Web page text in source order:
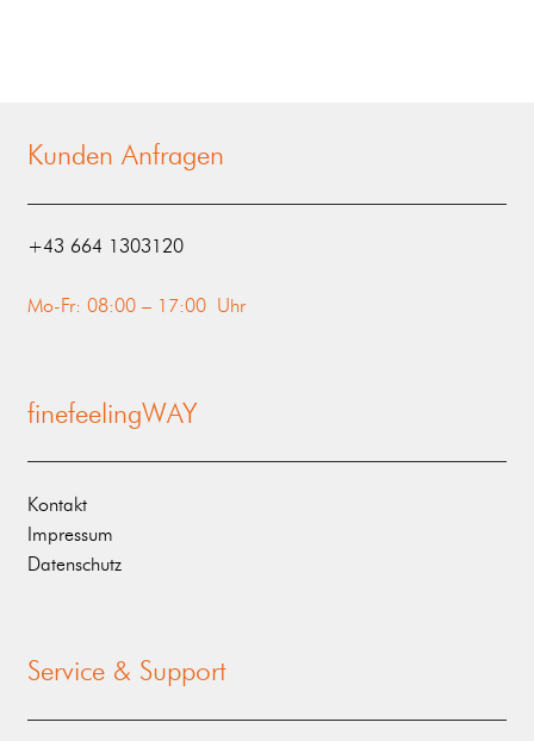
Kunden Anfragen
‭+43 664 1303120‬
Mo-Fr: 08:00 – 17:00 Uhr
finefeelingWAY
Kontakt
Impressum
Datenschutz
Service & Support